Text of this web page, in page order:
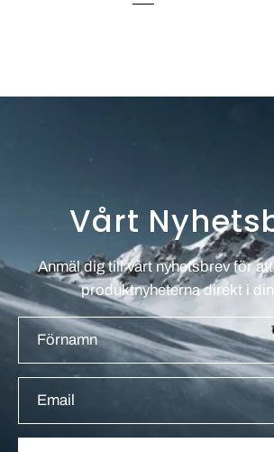
Vårt
Anmäl dig till vårt nyhetsbrev för
produktnyheterna direkt i din